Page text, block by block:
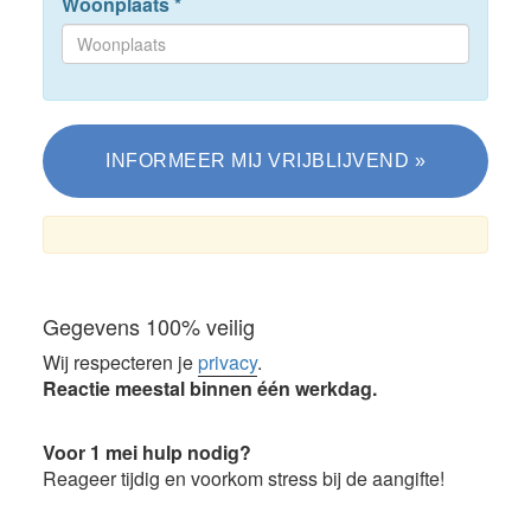
Gegevens 100% veilig
Wij respecteren jeprivacy.
Reactie meestal binnen één werkdag.
Voor 1 mei hulp nodig?
Reageer tijdig en voorkom stress bij de aangifte!